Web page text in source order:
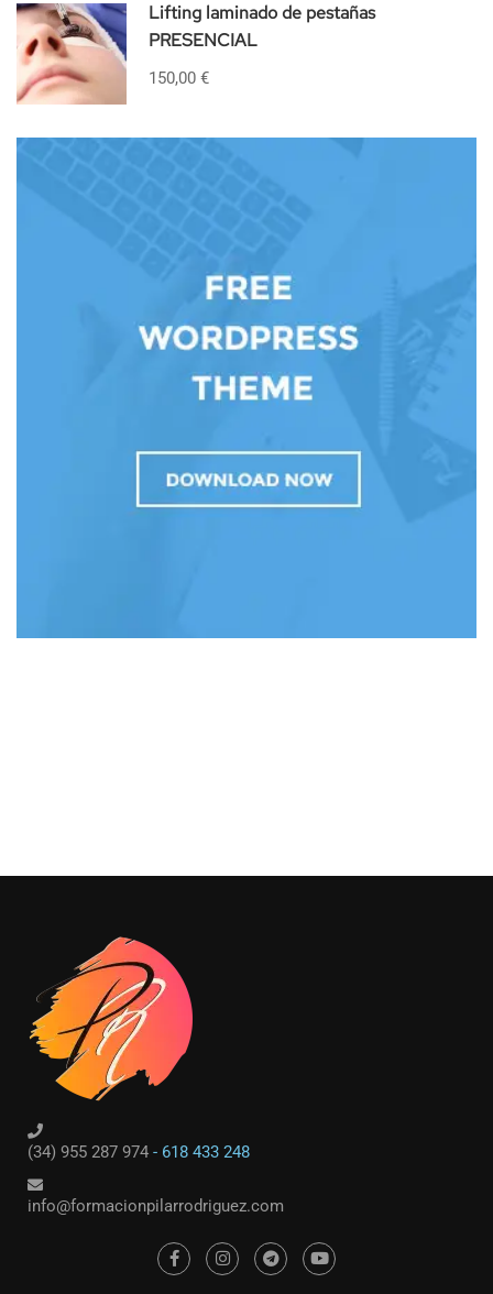
Lifting laminado de pestañas
PRESENCIAL
150,00 €
(34) 955 287 974 - 618 433 248
info@formacionpilarrodriguez.com